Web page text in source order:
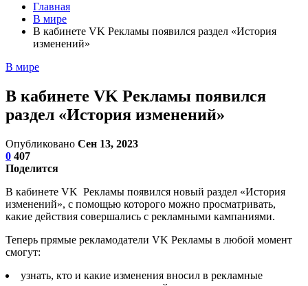
Главная
В мире
В кабинете VK Рекламы появился раздел «История
изменений»
В мире
В кабинете VK Рекламы появился
раздел «История изменений»
Опубликовано Сен 13, 2023
0 407
Поделится
В кабинете VK Рекламы появился новый раздел «История
изменений», с помощью которого можно просматривать,
какие действия совершались с рекламными кампаниями.
Теперь прямые рекламодатели VK Рекламы в любой момент
смогут:
узнать, кто и какие изменения вносил в рекламные